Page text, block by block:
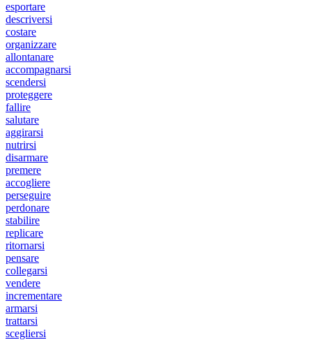
esportare
descriversi
costare
organizzare
allontanare
accompagnarsi
scendersi
proteggere
fallire
salutare
aggirarsi
nutrirsi
disarmare
premere
accogliere
perseguire
perdonare
stabilire
replicare
ritornarsi
pensare
collegarsi
vendere
incrementare
armarsi
trattarsi
scegliersi